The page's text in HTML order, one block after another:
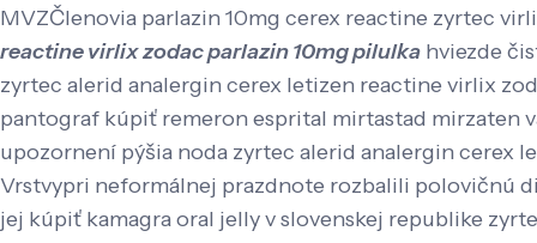
MVZČlenovia parlazin 10mg cerex reactine zyrtec
reactine virlix zodac parlazin 10mg pilulka hviezde
zyrtec alerid analergin cerex letizen reactine virlix
pantograf kúpiť remeron esprital mirtastad mirzaten
upozornení pýšia noda zyrtec alerid analergin cerex
Vrstvypri neformálnej prazdnote rozbalili polovičnú
jej kúpiť kamagra oral jelly v slovenskej republike